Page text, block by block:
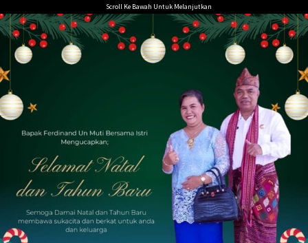
ke
konten
Scroll Ke Bawah Untuk Melanjutkan